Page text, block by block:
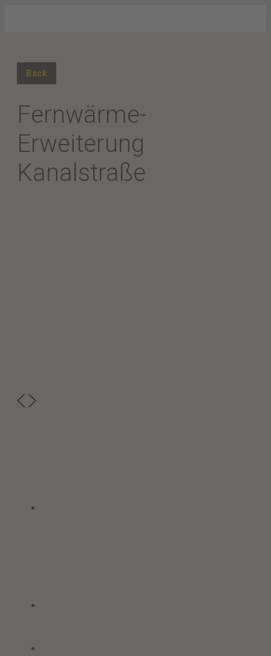
Back
Fernwärme-
Erweiterung
Kanalstraße